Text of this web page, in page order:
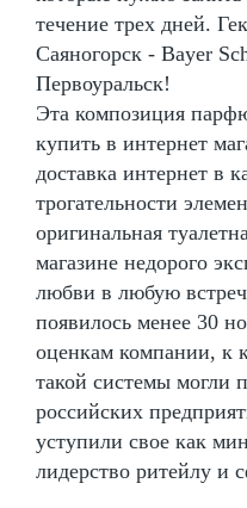
течение трех дней.
Саяногорск - Bayer
Первоуральск!
Эта композиция
купить в интернет
доставка интернет в
трогательности
оригинальная
магазине недорого
любви в любую
появилось менее 30
оценкам компании, к
такой системы могли
российских
уступили свое как
лидерство ритейлу и